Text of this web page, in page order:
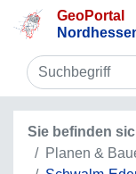
GeoPortal
Sie befinden
Planen &